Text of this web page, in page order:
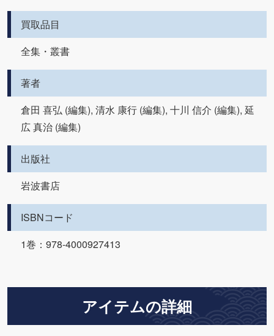
買取品目
全集・叢書
著者
倉田 喜弘 (編集), 清水 康行 (編集), 十川 信介 (編集), 延
広 真治 (編集)
出版社
岩波書店
ISBNコード
1巻：978-4000927413
アイテムの詳細